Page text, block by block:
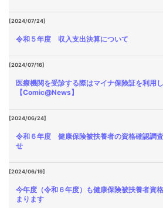
[2024/07/24]
令和５年度 収入支出決算について
[2024/07/16]
医療機関を受診する際はマイナ保険証を利用し
【Comic@News】
[2024/06/24]
令和６年度 健康保険被扶養者の資格確認調
せ
[2024/06/19]
今年度（令和６年度）も健康保険被扶養者資
まります